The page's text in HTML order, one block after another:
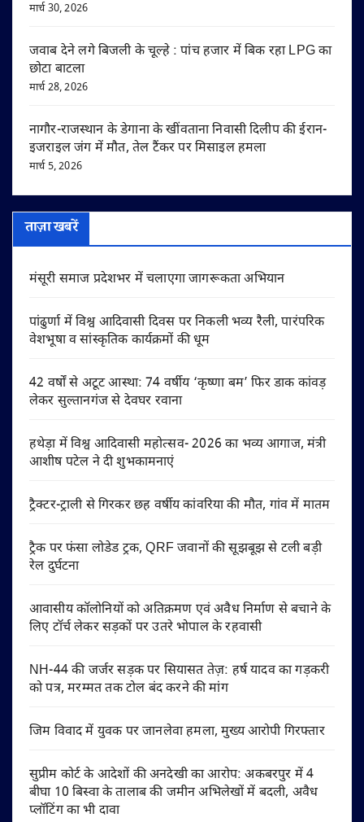
मार्च 30, 2026
जवाब देने लगे बिजली के चूल्हे : पांच हजार में बिक रहा LPG का
छोटा बाटला
मार्च 28, 2026
नागौर-राजस्थान के डेगाना के खींवताना निवासी दिलीप की ईरान-
इजराइल जंग में मौत, तेल टैंकर पर मिसाइल हमला
मार्च 5, 2026
ताज़ा खबरें
मंसूरी समाज प्रदेशभर में चलाएगा जागरूकता अभियान
पांढुर्णा में विश्व आदिवासी दिवस पर निकली भव्य रैली, पारंपरिक
वेशभूषा व सांस्कृतिक कार्यक्रमों की धूम
42 वर्षों से अटूट आस्था: 74 वर्षीय ‘कृष्णा बम’ फिर डाक कांवड़
लेकर सुल्तानगंज से देवघर रवाना
हथेड़ा में विश्व आदिवासी महोत्सव- 2026 का भव्य आगाज, मंत्री
आशीष पटेल ने दी शुभकामनाएं
ट्रैक्टर-ट्राली से गिरकर छह वर्षीय कांवरिया की मौत, गांव में मातम
ट्रैक पर फंसा लोडेड ट्रक, QRF जवानों की सूझबूझ से टली बड़ी
रेल दुर्घटना
आवासीय कॉलोनियों को अतिक्रमण एवं अवैध निर्माण से बचाने के
लिए टॉर्च लेकर सड़कों पर उतरे भोपाल के रहवासी
NH-44 की जर्जर सड़क पर सियासत तेज़: हर्ष यादव का गड़करी
को पत्र, मरम्मत तक टोल बंद करने की मांग
जिम विवाद में युवक पर जानलेवा हमला, मुख्य आरोपी गिरफ्तार
सुप्रीम कोर्ट के आदेशों की अनदेखी का आरोप: अकबरपुर में 4
बीघा 10 बिस्वा के तालाब की जमीन अभिलेखों में बदली, अवैध
प्लॉटिंग का भी दावा